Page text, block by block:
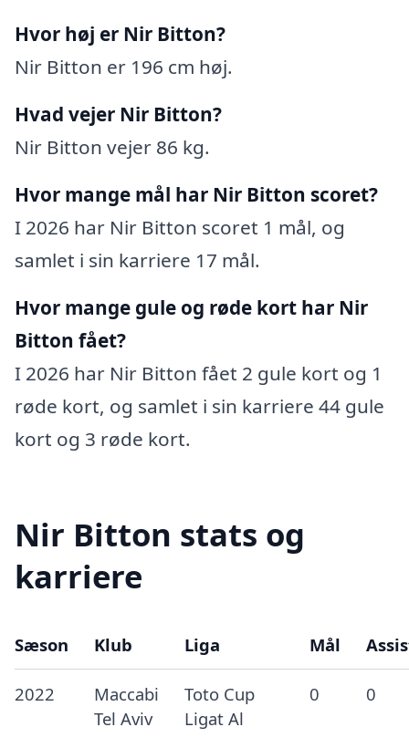
Hvor høj er Nir Bitton?
Nir Bitton er 196 cm høj.
Hvad vejer Nir Bitton?
Nir Bitton vejer 86 kg.
Hvor mange mål har Nir Bitton scoret?
I 2026 har Nir Bitton scoret 1 mål, og
samlet i sin karriere 17 mål.
Hvor mange gule og røde kort har Nir
Bitton fået?
I 2026 har Nir Bitton fået 2 gule kort og 1
røde kort, og samlet i sin karriere 44 gule
kort og 3 røde kort.
Nir Bitton stats og
karriere
Sæson Klub Liga Mål
2022
Maccabi
Tel Aviv
Toto Cup
Ligat Al
0 0